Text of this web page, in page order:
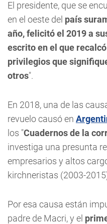
El presidente, que se
en el oeste del país
año, felicitó el 2019 a
escrito en el que recalcó
privilegios que
otros".
En 2018, una de las
revuelo causó en
los "Cuadernos de la
investiga una presunta
empresarios y altos
kirchneristas (2003-
Por esa causa están
padre de Macri, y el